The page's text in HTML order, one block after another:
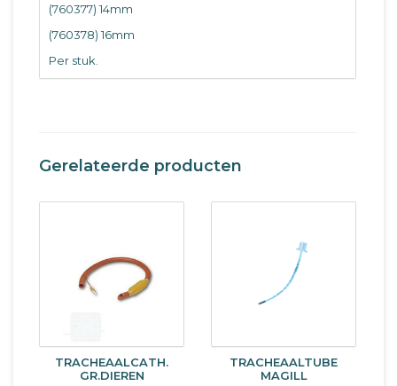
(760377) 14mm
(760378) 16mm
Per stuk.
Gerelateerde producten
TRACHEAALCATH.
GR.DIEREN
TRACHEAALTUBE
MAGILL